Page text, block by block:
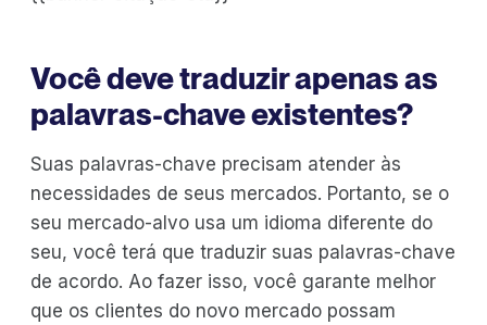
Você deve traduzir apenas as
palavras-chave existentes?
Suas palavras-chave precisam atender às
necessidades de seus mercados. Portanto, se o
seu mercado-alvo usa um idioma diferente do
seu, você terá que traduzir suas palavras-chave
de acordo. Ao fazer isso, você garante melhor
que os clientes do novo mercado possam